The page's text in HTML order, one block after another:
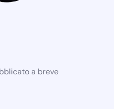
a breve